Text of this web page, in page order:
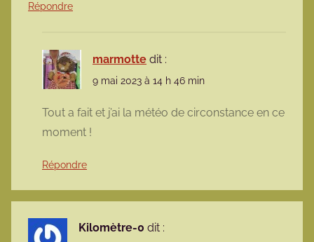
Répondre
marmotte dit :
9 mai 2023 à 14 h 46 min
Tout a fait et j’ai la météo de circonstance en ce
moment !
Répondre
Kilomètre-0 dit :